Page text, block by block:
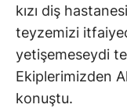
kızı diş
teyzemizi
yetişemeseydi
Ekiplerimizden
konuştu.